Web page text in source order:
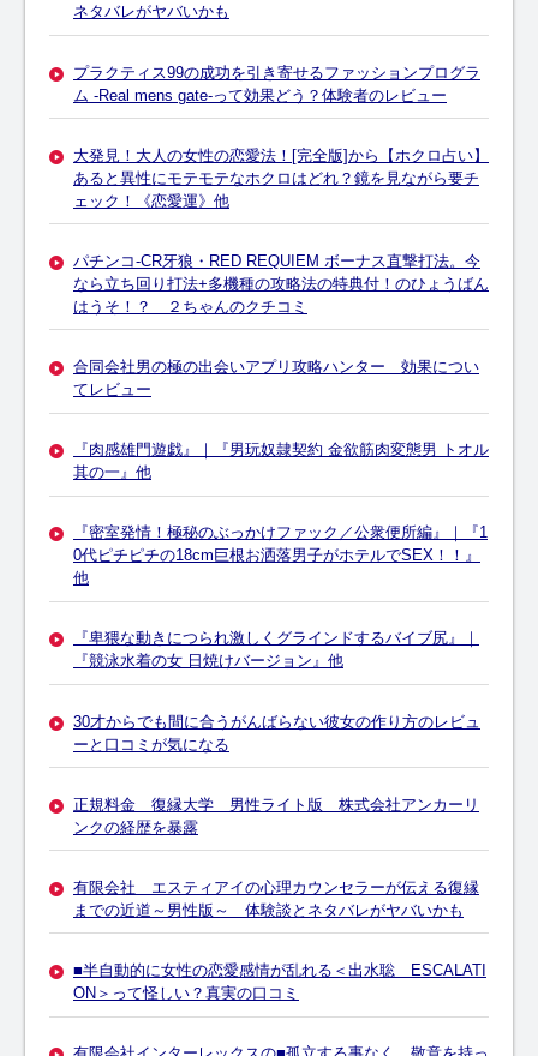
ネタバレがヤバいかも
プラクティス99の成功を引き寄せるファッションプログラ
ム -Real mens gate-って効果どう？体験者のレビュー
大発見！大人の女性の恋愛法！[完全版]から【ホクロ占い】
あると異性にモテモテなホクロはどれ？鏡を見ながら要チ
ェック！《恋愛運》他
パチンコ-CR牙狼・RED REQUIEM ボーナス直撃打法。今
なら立ち回り打法+多機種の攻略法の特典付！のひょうばん
はうそ！？ ２ちゃんのクチコミ
合同会社男の極の出会いアプリ攻略ハンター 効果につい
てレビュー
『肉感雄門遊戯』｜『男玩奴隷契約 金欲筋肉変態男 トオル
其の一』他
『密室発情！極秘のぶっかけファック／公衆便所編』｜『1
0代ピチピチの18cm巨根お洒落男子がホテルでSEX！！』
他
『卑猥な動きにつられ激しくグラインドするバイブ尻』｜
『競泳水着の女 日焼けバージョン』他
30才からでも間に合うがんばらない彼女の作り方のレビュ
ーと口コミが気になる
正規料金 復縁大学 男性ライト版 株式会社アンカーリ
ンクの経歴を暴露
有限会社 エスティアイの心理カウンセラーが伝える復縁
までの近道～男性版～ 体験談とネタバレがヤバいかも
■半自動的に女性の恋愛感情が乱れる＜出水聡 ESCALATI
ON＞って怪しい？真実の口コミ